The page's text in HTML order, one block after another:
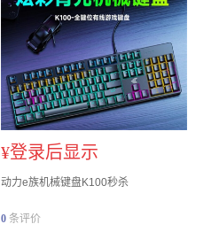
¥登录后显示
动力e族机械键盘K100秒杀
0 条评价